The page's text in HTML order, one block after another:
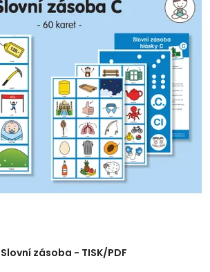
zásoba - TISK/PDF